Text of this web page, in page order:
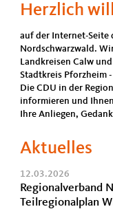
Herzlich
auf der Internet-Seite
Nordschwarzwald.
Landkreisen Calw
Stadtkreis Pforzheim
Die CDU in der
informieren und
Ihre Anliegen,
Aktuelles
12.03.2026
Regionalverband
Teilregionalplan